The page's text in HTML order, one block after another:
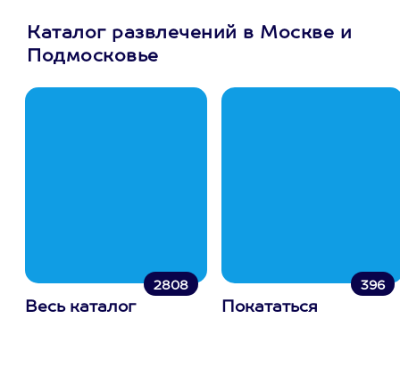
Каталог развлечений в Москве и
Подмосковье
2808
Весь каталог
396
Покататься